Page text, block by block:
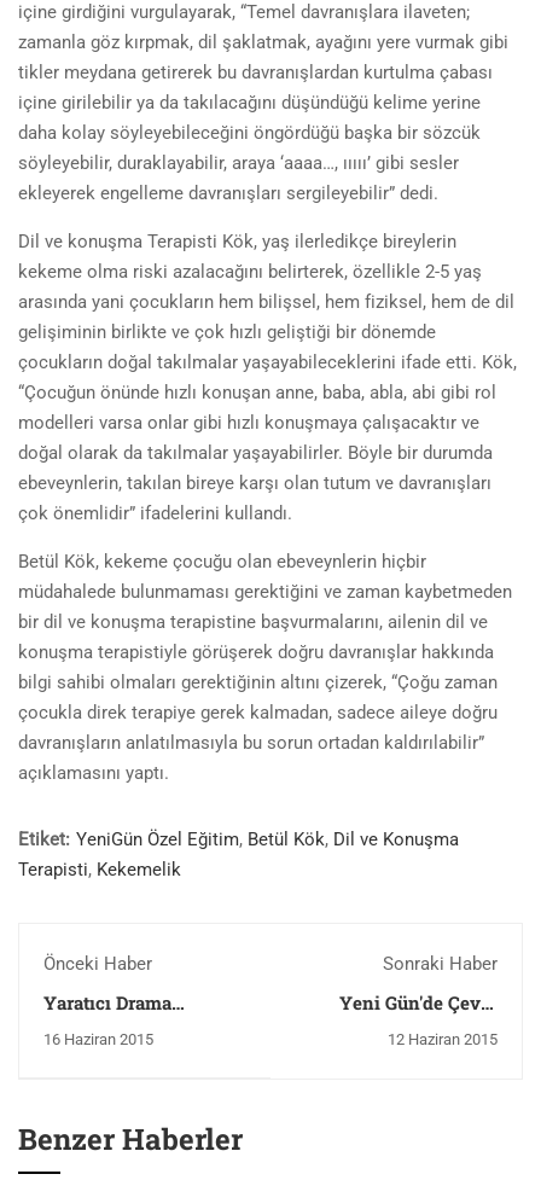
içine girdiğini vurgulayarak, “Temel davranışlara ilaveten;
zamanla göz kırpmak, dil şaklatmak, ayağını yere vurmak gibi
tikler meydana getirerek bu davranışlardan kurtulma çabası
içine girilebilir ya da takılacağını düşündüğü kelime yerine
daha kolay söyleyebileceğini öngördüğü başka bir sözcük
söyleyebilir, duraklayabilir, araya ‘aaaa…, ııııı’ gibi sesler
ekleyerek engelleme davranışları sergileyebilir” dedi.
Dil ve konuşma Terapisti Kök, yaş ilerledikçe bireylerin
kekeme olma riski azalacağını belirterek, özellikle 2-5 yaş
arasında yani çocukların hem bilişsel, hem fiziksel, hem de dil
gelişiminin birlikte ve çok hızlı geliştiği bir dönemde
çocukların doğal takılmalar yaşayabileceklerini ifade etti. Kök,
“Çocuğun önünde hızlı konuşan anne, baba, abla, abi gibi rol
modelleri varsa onlar gibi hızlı konuşmaya çalışacaktır ve
doğal olarak da takılmalar yaşayabilirler. Böyle bir durumda
ebeveynlerin, takılan bireye karşı olan tutum ve davranışları
çok önemlidir” ifadelerini kullandı.
Betül Kök, kekeme çocuğu olan ebeveynlerin hiçbir
müdahalede bulunmaması gerektiğini ve zaman kaybetmeden
bir dil ve konuşma terapistine başvurmalarını, ailenin dil ve
konuşma terapistiyle görüşerek doğru davranışlar hakkında
bilgi sahibi olmaları gerektiğinin altını çizerek, “Çoğu zaman
çocukla direk terapiye gerek kalmadan, sadece aileye doğru
davranışların anlatılmasıyla bu sorun ortadan kaldırılabilir”
açıklamasını yaptı.
Etiket: YeniGün Özel Eğitim, Betül Kök, Dil ve Konuşma
Terapisti, Kekemelik
Önceki Haber
Yaratıcı Drama
TV'de
16 Haziran 2015
Sonraki Haber
Yeni Gün'de Çevre
12 Haziran 2015
Benzer Haberler